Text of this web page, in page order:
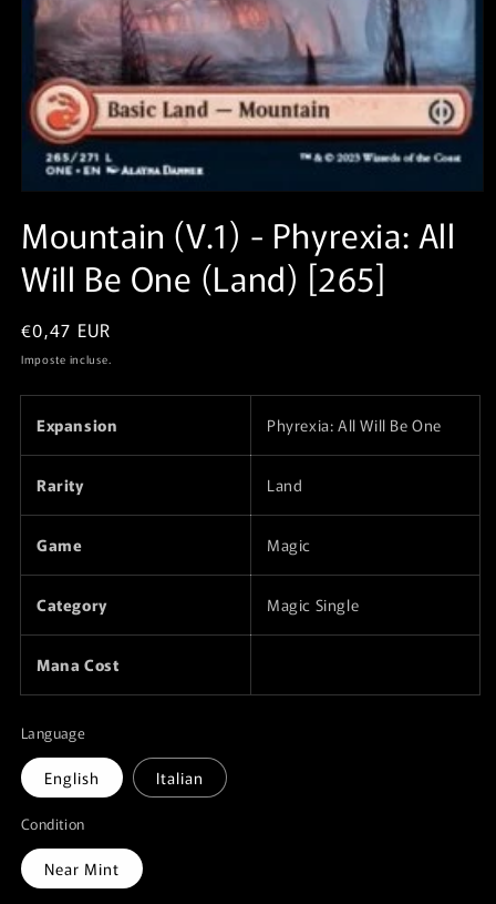
multimediali
1
in
finestra
Mountain (V.1)⁣ - Phyrexia: All
Will Be One⁣ (Land)⁣ [265]
Prezzo
di
€0,47 EUR
Imposte incluse.
Expansion Phyrexia: All Will Be One
Rarity Land
Game Magic
Category Magic Single
Mana Cost
Language
English Italian
Condition
Near Mint